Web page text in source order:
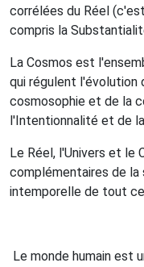
corrélées du Réel
compris la
La Cosmos est
qui régulent l'évolution
cosmosophie et de la
l'Intentionnalité et de
Le Réel, l'Univers et le
complémentaires de la
intemporelle de tout
Le monde humain est